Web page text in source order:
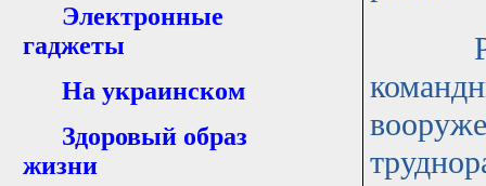
Электронные
гаджеты
На украинском
Здоровый образ
жизни